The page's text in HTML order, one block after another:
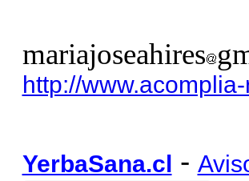
mariajoseahires
http://
YerbaSana.cl -